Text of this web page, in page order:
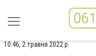
10:46, 2 травня 2022 р.